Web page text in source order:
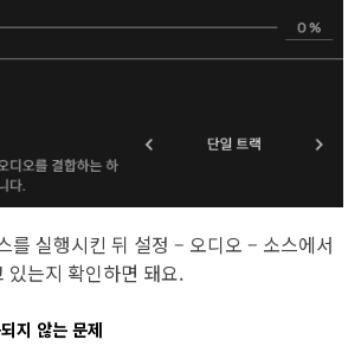
를 실행시킨 뒤 설정 – 오디오 – 소스에서
있는지 확인하면 돼요.
지 않는 문제